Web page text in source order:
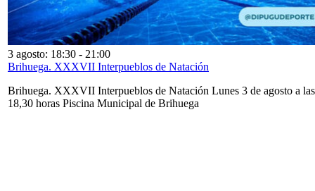
3 agosto: 18:30 - 21:00
Brihuega. XXXVII Interpueblos de Natación
Brihuega. XXXVII Interpueblos de Natación Lunes 3 de agosto a las
18,30 horas Piscina Municipal de Brihuega